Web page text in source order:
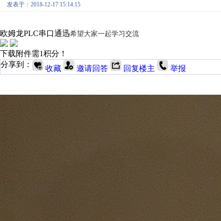
发表于：2018-12-17 15:14:15
欧姆龙PLC串口通迅希望大家一起学习交流
下载附件需1积分！
分享到：
收藏 邀请回答 回复楼主 举报